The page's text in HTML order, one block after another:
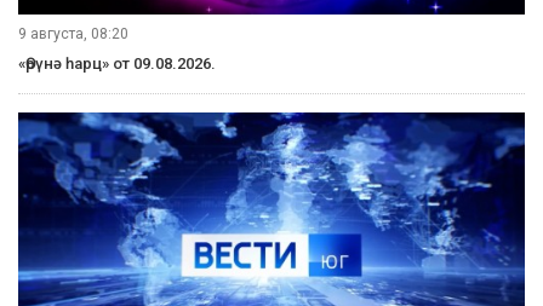
9 августа, 08:20
«Өрүнә һарц» от 09.08.2026.